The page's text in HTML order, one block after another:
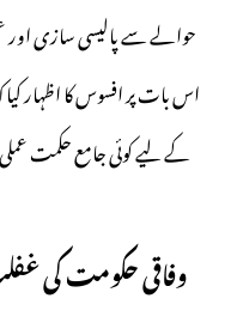
حوالے سے پالیسی سازی اور
اس بات پر افسوس کا اظہار
کے لیے کوئی جامع حکمت
وفاقی حکومت کی